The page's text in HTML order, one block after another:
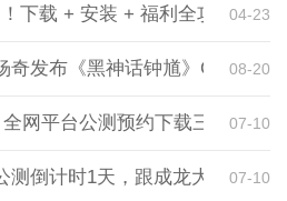
下载 + 安装 + 福利全攻略，一
04-23
奇发布《黑神话钟馗》CG！预
08-20
全网平台公测预约下载三端同步
07-10
测倒计时1天，跟成龙大哥一起
07-10